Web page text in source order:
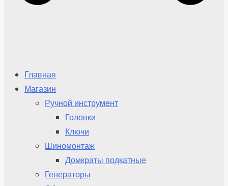
Главная
Магазин
Ручной инструмент
Головки
Ключи
Шиномонтаж
Домкраты подкатные
Генераторы